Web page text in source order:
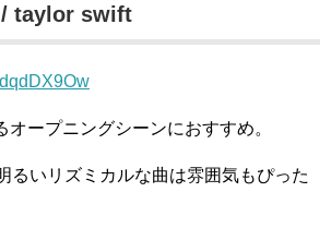
taylor swift
オープニングシーンにおすすめ。
るいリズミカルな曲は雰囲気もぴった